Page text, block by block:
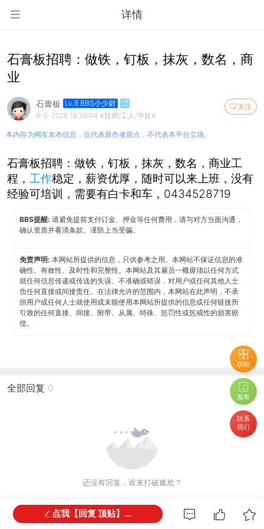
详情
功能
发布
联系
我们
石膏板招聘：做铁，钉板，抹灰，数名，商
业
关注
石膏板
Lv.8 BBS小少尉
8-5-2026 18:36:04 #技师/工人/学徒#
本内容为网友发布信息，仅代表原作者观点，不代表本平台立场。
石膏板招聘：做铁，钉板，抹灰，数名，商业工
程，工作稳定，薪资优厚，随时可以来上班，没有
经验可培训，需要有白卡和车，0434528719
BBS提醒:请避免提前支付订金、押金等任何费用，请与对方当面沟通，
确认资质并看清条款。谨防上当受骗。
免责声明:本网站所提供的信息，只供参考之用。本网站不保证信息的准
确性、有效性、及时性和完整性。本网站及其雇员一概毋须以任何方式
就任何信息传递或传送的失误、不准确或错误，对用户或任何其他人士
负任何直接或间接责任。在法律允许的范围内，本网站在此声明，不承
担用户或任何人士就使用或未能使用本网站所提供的信息或任何链接所
引致的任何直接、间接、附带、从属、特殊、惩罚性或惩戒性的损害赔
偿。
全部回复 0
还没有回复，谁来打破尴尬？
点我【回复 顶贴】...